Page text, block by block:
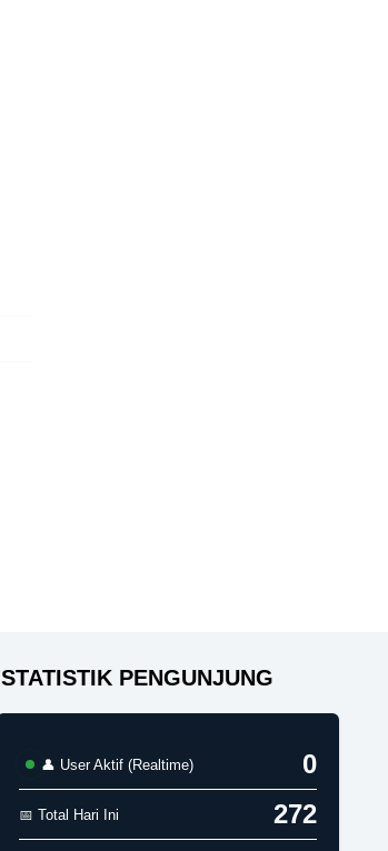
STATISTIK PENGUNJUNG
👤 User Aktif (Realtime) 0
📅 Total Hari Ini
272